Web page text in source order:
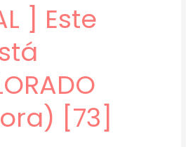
] Este
[73]